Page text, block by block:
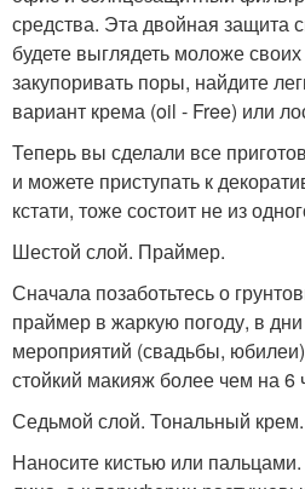
средства. Эта двойная защита
будете выглядеть моложе
закупоривать поры, найдите
вариант крема (oil - Free) или
Теперь вы сделали все
и можете приступать к
кстати, тоже состоит не из
Шестой слой. Праймер.
Сначала позаботьтесь о
праймер в жаркую погоду, в
мероприятий (свадьбы,
стойкий макияж более чем на 6
Седьмой слой. Тональный крем.
Наносите кистью или